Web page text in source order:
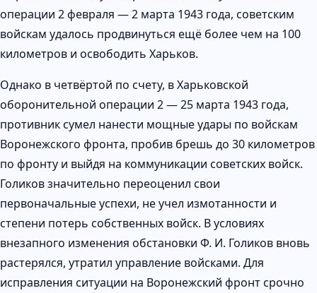
операции 2 февраля — 2 марта 1943 года, советским
войскам удалось продвинуться ещё более чем на 100
километров и освободить Харьков.
Однако в четвёртой по счету, в Харьковской
оборонительной операции 2 — 25 марта 1943 года,
противник сумел нанести мощные удары по войскам
Воронежского фронта, пробив брешь до 30 километров
по фронту и выйдя на коммуникации советских войск.
Голиков значительно переоценил свои
первоначальные успехи, не учел измотанности и
степени потерь собственных войск. В условиях
внезапного изменения обстановки Ф. И. Голиков вновь
растерялся, утратил управление войсками. Для
исправления ситуации на Воронежский фронт срочно